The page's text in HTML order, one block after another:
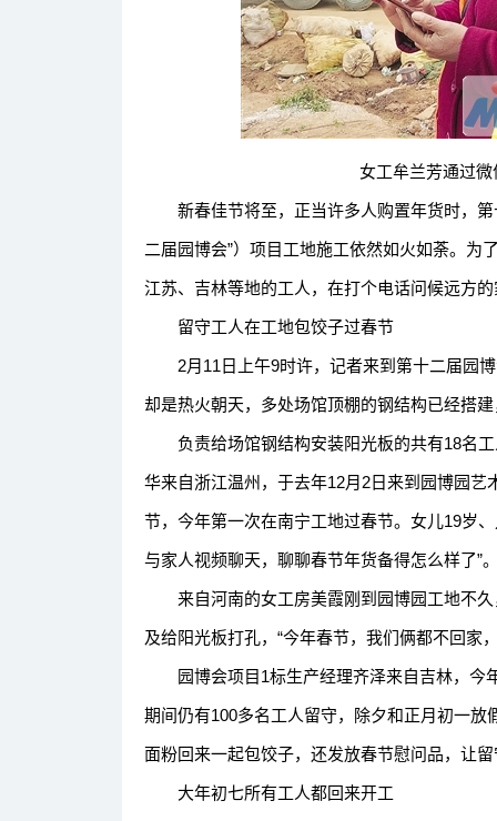
女工牟兰芳通过微
新春佳节将至，正当许多人购置年货时，第
二届园博会”）项目工地施工依然如火如荼。为
江苏、吉林等地的工人，在打个电话问候远方
留守工人在工地包饺子过春节
2月11日上午9时许，记者来到第十二届园博
却是热火朝天，多处场馆顶棚的钢结构已经搭
负责给场馆钢结构安装阳光板的共有18名工
华来自浙江温州，于去年12月2日来到园博园艺
节，今年第一次在南宁工地过春节。女儿19岁
与家人视频聊天，聊聊春节年货备得怎么样了”
来自河南的女工房美霞刚到园博园工地不久
及给阳光板打孔，“今年春节，我们俩都不回家
园博会项目1标生产经理齐泽来自吉林，今
期间仍有100多名工人留守，除夕和正月初一
面粉回来一起包饺子，还发放春节慰问品，让
大年初七所有工人都回来开工